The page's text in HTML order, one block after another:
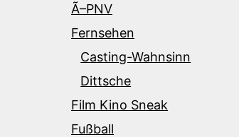
Ã–PNV
Fernsehen
Casting-Wahnsinn
Dittsche
Film Kino Sneak
Fußball